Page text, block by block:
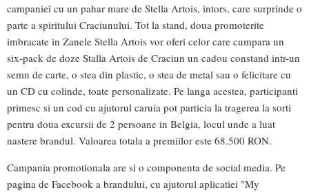
campaniei cu un pahar mare de Stella Artois, intors, care surprinde o
parte a spiritului Craciunului. Tot la stand, doua promoterite
imbracate in Zanele Stella Artois vor oferi celor care cumpara un
six-pack de doze Stalla Artois de Craciun un cadou constand intr-un
semn de carte, o stea din plastic, o stea de metal sau o felicitare cu
un CD cu colinde, toate personalizate. Pe langa acestea, participanti
primesc si un cod cu ajutorul caruia pot particia la tragerea la sorti
pentru doua excursii de 2 persoane in Belgia, locul unde a luat
nastere brandul. Valoarea totala a premiilor este 68.500 RON.
Campania promotionala are si o componenta de social media. Pe
pagina de Facebook a brandului, cu ajutorul aplicatiei "My